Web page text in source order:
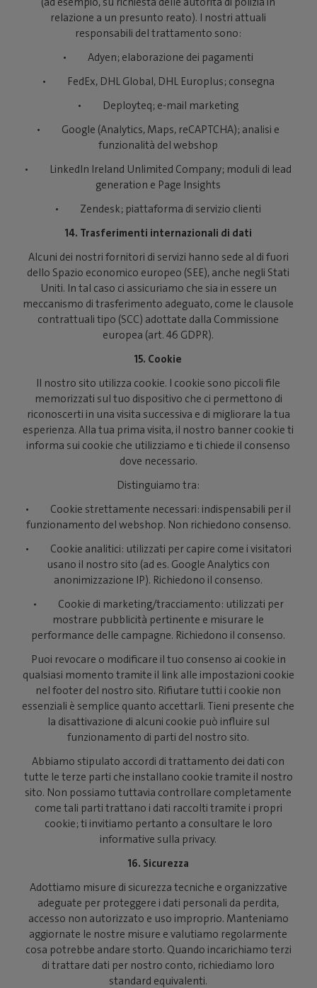
relazione a un presunto reato). I nostri attuali
responsabili del trattamento sono:
• Adyen; elaborazione dei pagamenti
• FedEx, DHL Global, DHL Europlus; consegna
• Deployteq; e-mail marketing
• Google (Analytics, Maps, reCAPTCHA); analisi e
funzionalità del webshop
• LinkedIn Ireland Unlimited Company; moduli di lead
generation e Page Insights
• Zendesk; piattaforma di servizio clienti
14. Trasferimenti internazionali di dati
Alcuni dei nostri fornitori di servizi hanno sede al di fuori
dello Spazio economico europeo (SEE), anche negli Stati
Uniti. In tal caso ci assicuriamo che sia in essere un
meccanismo di trasferimento adeguato, come le clausole
contrattuali tipo (SCC) adottate dalla Commissione
europea (art. 46 GDPR).
15. Cookie
Il nostro sito utilizza cookie. I cookie sono piccoli file
memorizzati sul tuo dispositivo che ci permettono di
riconoscerti in una visita successiva e di migliorare la tua
esperienza. Alla tua prima visita, il nostro banner cookie ti
informa sui cookie che utilizziamo e ti chiede il consenso
dove necessario.
Distinguiamo tra:
• Cookie strettamente necessari: indispensabili per il
funzionamento del webshop. Non richiedono consenso.
• Cookie analitici: utilizzati per capire come i visitatori
usano il nostro sito (ad es. Google Analytics con
anonimizzazione IP). Richiedono il consenso.
• Cookie di marketing/tracciamento: utilizzati per
mostrare pubblicità pertinente e misurare le
performance delle campagne. Richiedono il consenso.
Puoi revocare o modificare il tuo consenso ai cookie in
qualsiasi momento tramite il link alle impostazioni cookie
nel footer del nostro sito. Rifiutare tutti i cookie non
essenziali è semplice quanto accettarli. Tieni presente che
la disattivazione di alcuni cookie può influire sul
funzionamento di parti del nostro sito.
Abbiamo stipulato accordi di trattamento dei dati con
tutte le terze parti che installano cookie tramite il nostro
sito. Non possiamo tuttavia controllare completamente
come tali parti trattano i dati raccolti tramite i propri
cookie; ti invitiamo pertanto a consultare le loro
informative sulla privacy.
16. Sicurezza
Adottiamo misure di sicurezza tecniche e organizzative
adeguate per proteggere i dati personali da perdita,
accesso non autorizzato e uso improprio. Manteniamo
aggiornate le nostre misure e valutiamo regolarmente
cosa potrebbe andare storto. Quando incarichiamo terzi
di trattare dati per nostro conto, richiediamo loro
standard equivalenti.